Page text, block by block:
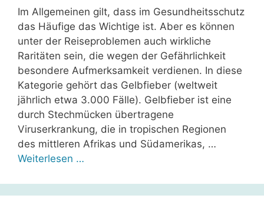
Im Allgemeinen gilt, dass im Gesundheitsschutz
das Häufige das Wichtige ist. Aber es können
unter der Reiseproblemen auch wirkliche
Raritäten sein, die wegen der Gefährlichkeit
besondere Aufmerksamkeit verdienen. In diese
Kategorie gehört das Gelbfieber (weltweit
jährlich etwa 3.000 Fälle). Gelbfieber ist eine
durch Stechmücken übertragene
Viruserkrankung, die in tropischen Regionen
des mittleren Afrikas und Südamerikas, …
Weiterlesen …